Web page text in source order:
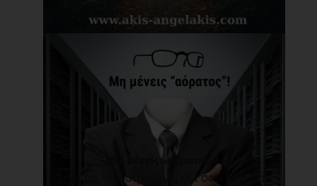
Μη μένεις «αόρατος»!
Σήμερα, θα μοιραστώ μαζί σου κάτι που